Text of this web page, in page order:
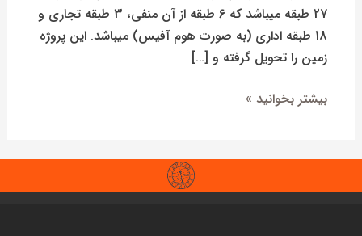
27 طبقه میباشد که 6 طبقه از آن منفی، 3 طبقه تجاری و
18 طبقه اداری (به صورت هوم آفیس) میباشد. این پروژه
زمین را تحویل گرفته و […]
بیشتر بخوانید »